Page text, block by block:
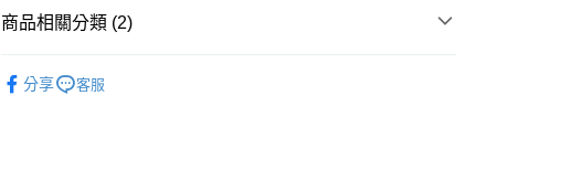
AFTEE先享後付
相關說明
AFTEE先享後付是「在收到商品之後才付款」的支付方式。 讓您購物簡單
便利好安心！
ATM付款
商品相關分類 (2)
分享 客服